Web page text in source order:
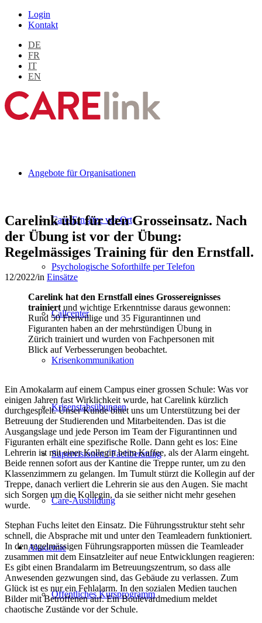
Login
Kontakt
DE
FR
IT
EN
Angebote für Organisationen
Care-Einsätze vor Ort
Psychologische Soforthilfe per Telefon
Callcenter
Krisenkommunikation
Krisenstabsübungen
Supervisionen / Fachberatung
Care-Ausbildung
Akademie
Öffentliches Kursprogramm
Carelink übt für den Grosseinsatz. Nach
der Übung ist vor der Übung:
Regelmässiges Training für den Ernstfall.
12/2022/in Einsätze
Carelink hat den Ernstfall eines Grossereignisses
trainiert und wichtige Erkenntnisse daraus gewonnen:
Rund 50 Freiwillige und 35 Figurantinnen und
Figuranten haben an der mehrstündigen Übung in
Zürich trainiert und wurden von Fachpersonen mit
Blick auf Verbesserungen beobachtet.
Ein Amokalarm auf einem Campus einer grossen Schule: Was vor
einigen Jahren fast Wirklichkeit wurde, hat Carelink kürzlich
durchgespielt. Unser Kunde bittet uns um Unterstützung bei der
Betreuung der Studierenden und Mitarbeitenden. Das ist die
Ausgangslage und jede Person im Team der Figurantinnen und
Figuranten erhält eine spezifische Rolle. Dann geht es los: Eine
Lehrerin ist mit einer Kollegin beim Kaffee, als der Alarm eingeht.
Beide rennen sofort aus der Kantine die Treppe runter, um zu den
Klassenzimmern zu gelangen. Im Tumult stürzt die Kollegin auf der
Treppe, danach verliert die Lehrerin sie aus den Augen. Sie macht
sich Sorgen um die Kollegin, da sie seither nicht mehr gesehen
wurde.
Stephan Fuchs leitet den Einsatz. Die Führungsstruktur steht sehr
schnell, die Absprache mit und unter den Teamleadern funktioniert.
In den regelmässigen Führungsrapporten müssen die Teamleader
zusammen mit dem Einsatzleiter auf neue Entwicklungen reagieren:
Es gibt einen Brandalarm im Betreuungszentrum, so dass alle
Anwesenden gezwungen sind, das Gebäude zu verlassen. Zum
Glück ist es nur ein Fehlalarm. In den sozialen Medien tauchen
Bilder mit Betroffenen auf. Ein Boulevardmedium meldet
chaotische Zustände vor der Schule.